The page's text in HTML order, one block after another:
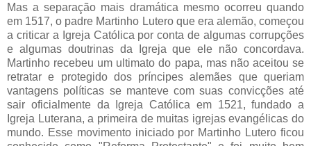
Mas a separação mais dramática mesmo ocorreu quando
em 1517, o padre Martinho Lutero que era alemão, começou
a criticar a Igreja Católica por conta de algumas corrupções
e algumas doutrinas da Igreja que ele não concordava.
Martinho recebeu um ultimato do papa, mas não aceitou se
retratar e protegido dos príncipes alemães que queriam
vantagens políticas se manteve com suas convicções até
sair oficialmente da Igreja Católica em 1521, fundado a
Igreja Luterana, a primeira de muitas igrejas evangélicas do
mundo. Esse movimento iniciado por Martinho Lutero ficou